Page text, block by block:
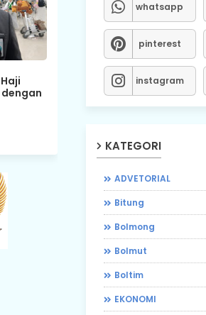
whatsapp
pinterest
instagram
KATEGORI
ADVETORIAL
Bitung
Bolmong
Bolmut
Boltim
EKONOMI